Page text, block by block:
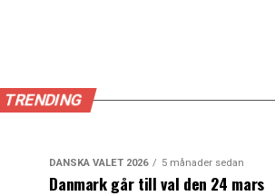
TRENDING
DANSKA VALET 2026 5 månader sedan
Danmark går till val den 24 mars